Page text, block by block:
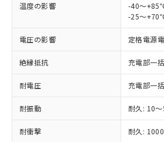
温度の影響
-40～
-25～
電圧の影響 定格電源
絶縁抵抗 充電部一
耐電圧 充電部一
耐振動 耐久: 10
耐衝撃 耐久:
本サービスは、当社制
商品の当社在庫状況お
(税抜)を提供させてい
当社制御機器事業取扱
本サービスの対象外と
ことをご了承ください。
在庫状況および標準価格
記載している更新日時
タに基づき作成される
調査・確認中：EU RoHS指
非含有の対応状況を調査中ま
商品です。
害物質有無と関係のない商品
仕入先様の事情により、非含
いたものが、含有品と判明し
むを得ず変更することがあり
*EU RoHS指令（10物質）：
鉛(Pb) 1000ppm以下、 水銀(Hg)
※1 中国RoHS○×表
「○」：最大均質材料含有率
基準値以下であることを示しま
基準値を超えていることを示
「－」：未確認です。当社販
*中国RoHS10物質の基準値 (GB/
当社は、これら貴社製
為替および外国貿易法
（以下｢規制貨物等」と
または国外への提供す
国政府の輸出許可(また